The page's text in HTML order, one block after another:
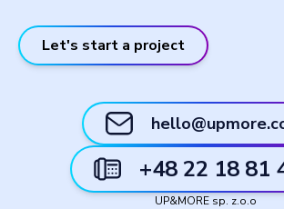
Let's start a project
+48 22 18 81
UP&MORE sp. z.o.o